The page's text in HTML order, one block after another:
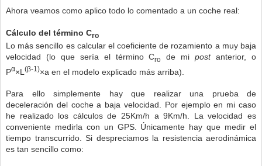
Ahora veamos como aplico todo lo comentado a un coche real:
Cálculo del término Cro
Lo más sencillo es calcular el coeficiente de rozamiento a muy baja
velocidad (lo que sería el término Cro de mipostanterior, o
Pα×L (β-1)×a en el modelo explicado más arriba).
Para ello simplemente hay que realizar una prueba de
deceleración del coche a baja velocidad. Por ejemplo en mi caso
he realizado los cálculos de 25Km/h a 9Km/h. La velocidad es
conveniente medirla con un GPS. Únicamente hay que medir el
tiempo transcurrido. Si despreciamos la resistencia aerodinámica
es tan sencillo como: